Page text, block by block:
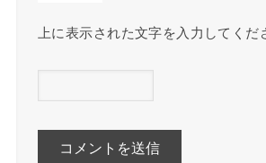
上に表示された文字を入力してくだ